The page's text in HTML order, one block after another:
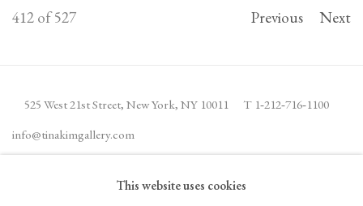
Previous Next
412 of 527
525 West 21st Street, New York, NY 10011 T 1‑212‑716‑1100
info@tinakimgallery.com
JOIN THE MAILING LIST INSTAGRAM
This website uses cookies